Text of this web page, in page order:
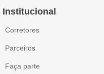
Institucional
Corretores
Parceiros
Faça parte